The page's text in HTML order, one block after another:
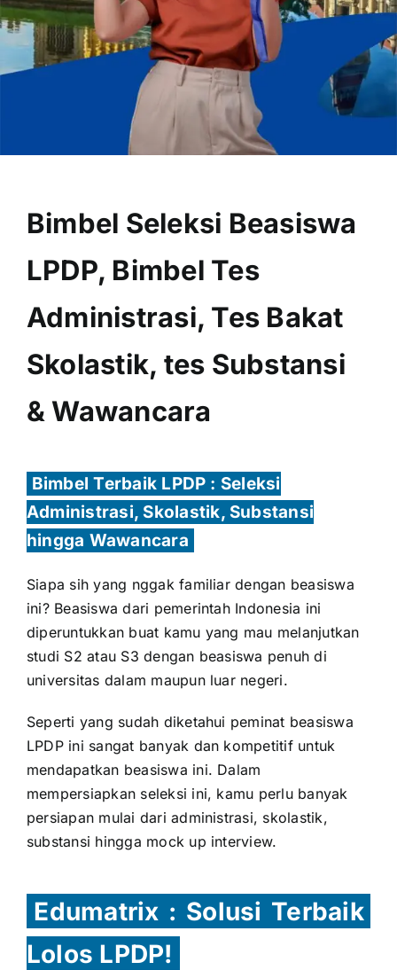
OUR PROGRAM
REGISTRATION
CONTACT US
Bimbel Seleksi Beasiswa
LPDP, Bimbel Tes
Administrasi, Tes Bakat
Skolastik, tes Substansi
& Wawancara
Bimbel Terbaik LPDP : Seleksi
Administrasi, Skolastik, Substansi
hingga Wawancara
Siapa sih yang nggak familiar dengan beasiswa
ini? Beasiswa dari pemerintah Indonesia ini
diperuntukkan buat kamu yang mau melanjutkan
studi S2 atau S3 dengan beasiswa penuh di
universitas dalam maupun luar negeri.
Seperti yang sudah diketahui peminat beasiswa
LPDP ini sangat banyak dan kompetitif untuk
mendapatkan beasiswa ini. Dalam
mempersiapkan seleksi ini, kamu perlu banyak
persiapan mulai dari administrasi, skolastik,
substansi hingga mock up interview.
Edumatrix : Solusi Terbaik
Lolos LPDP!